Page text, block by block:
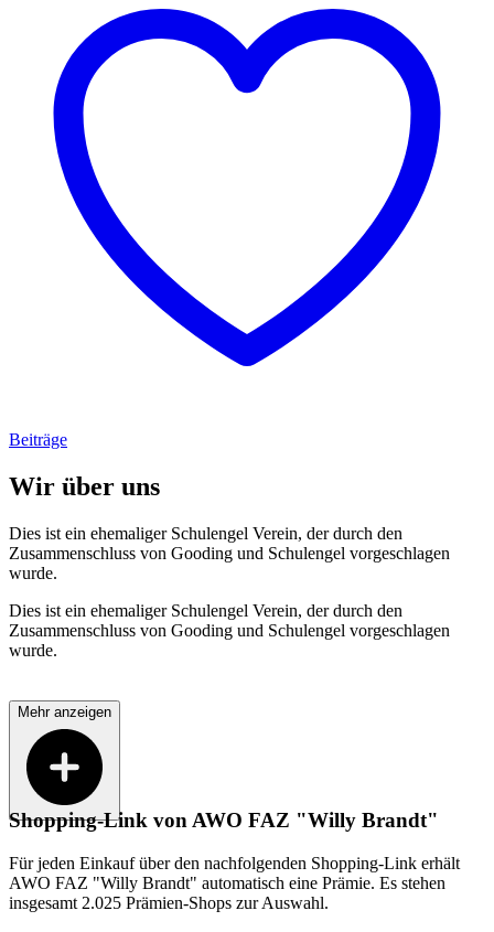
Beiträge
Wir über uns
Dies ist ein ehemaliger Schulengel Verein, der durch den
Zusammenschluss von Gooding und Schulengel vorgeschlagen
wurde.
Dies ist ein ehemaliger Schulengel Verein, der durch den
Zusammenschluss von Gooding und Schulengel vorgeschlagen
wurde.
Mehr anzeigen
Shopping-Link vonAWO FAZ "Willy Brandt"
Für jeden Einkauf über den nachfolgenden Shopping-Link erhält
AWO FAZ "Willy Brandt" automatisch eine Prämie. Es stehen
insgesamt 2.025 Prämien-Shops zur Auswahl.